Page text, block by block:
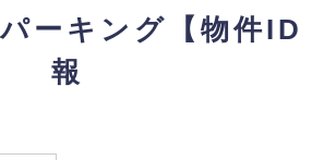
ーキング 【物件
報